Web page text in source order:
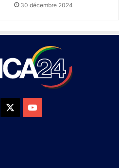
30 décembre 2024